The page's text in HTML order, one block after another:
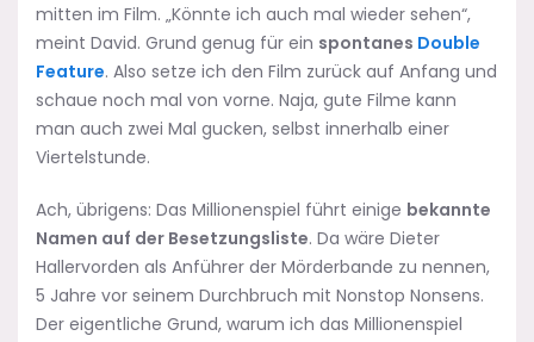
mitten im Film. „Könnte ich auch mal wieder sehen“,
meint David. Grund genug für ein spontanes Double
Feature. Also setze ich den Film zurück auf Anfang und
schaue noch mal von vorne. Naja, gute Filme kann
man auch zwei Mal gucken, selbst innerhalb einer
Viertelstunde.
Ach, übrigens: Das Millionenspiel führt einige bekannte
Namen auf der Besetzungsliste. Da wäre Dieter
Hallervorden als Anführer der Mörderbande zu nennen,
5 Jahre vor seinem Durchbruch mit Nonstop Nonsens.
Der eigentliche Grund, warum ich das Millionenspiel